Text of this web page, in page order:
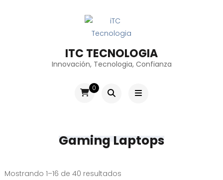
ITC TECNOLOGIA
Innovación, Tecnologia, Confianza
0
Gaming Laptops
Mostrando 1–16 de 40 resultadosOrdenado